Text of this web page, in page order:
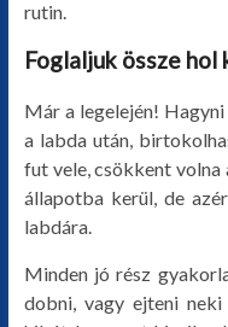
rutin.
Foglaljuk össze
Már a legelején!
a labda után,
fut vele, csökkent
állapotba kerül, de
labdára.
Minden jó rész
dobni, vagy ejteni